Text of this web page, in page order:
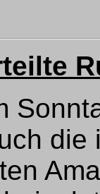
die